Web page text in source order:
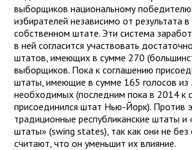
выборщиков национальному победителю
избирателей независимо от результата
собственном штате. Эти система
в ней согласится участвовать
штатов, имеющих в сумме 270
выборщиков. Пока к соглашению
штаты, имеющие в сумме 165 голосов из
необходимых (последним пока в 2014 к
присоединился штат Нью-Йорк). Против
традиционные республиканские штаты и
штаты» (swing states), так как они не без
считают, что он уменьшит их влияние.